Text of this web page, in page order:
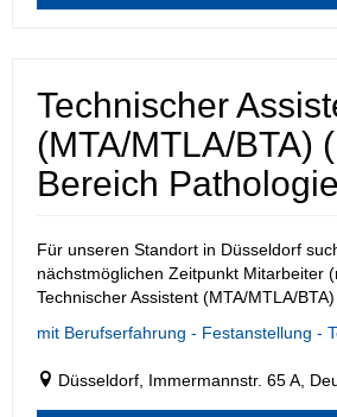
Technischer
(MTA/MTLA/BTA)
Bereich Pathologie
Für unseren Standort in Düsseldorf
nächstmöglichen Zeitpunkt Mitarbeiter
Technischer Assistent (MTA/MTLA/
mit Berufserfahrung - Festanstellung -
Düsseldorf, Immermannstr. 65 A,